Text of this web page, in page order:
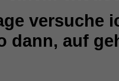
versuche
dann, auf